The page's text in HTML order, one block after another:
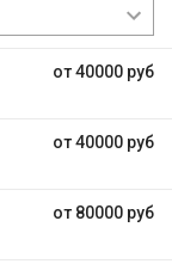
от 40000 руб
от 40000 руб
от 80000 руб